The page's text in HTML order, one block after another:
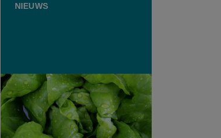
NIEUWS
Natuurorganisaties naar
rechter tegen vrijstelling
‘verboden’ insecticiden